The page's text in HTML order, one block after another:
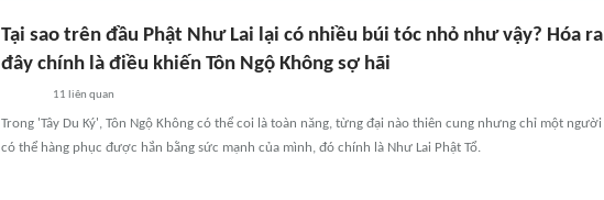
Tại sao trên đầu Phật Như Lai lại có nhiều búi tóc nhỏ như vậy? Hóa ra
đây chính là điều khiến Tôn Ngộ Không sợ hãi
11 liên quan
Trong 'Tây Du Ký', Tôn Ngộ Không có thể coi là toàn năng, từng đại nào thiên cung nhưng chỉ một người
có thể hàng phục được hắn bằng sức mạnh của mình, đó chính là Như Lai Phật Tổ.